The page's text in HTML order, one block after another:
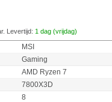
Levertijd: 1 dag (vrijdag)
MSI
Gaming
AMD Ryzen 7
7800X3D
8